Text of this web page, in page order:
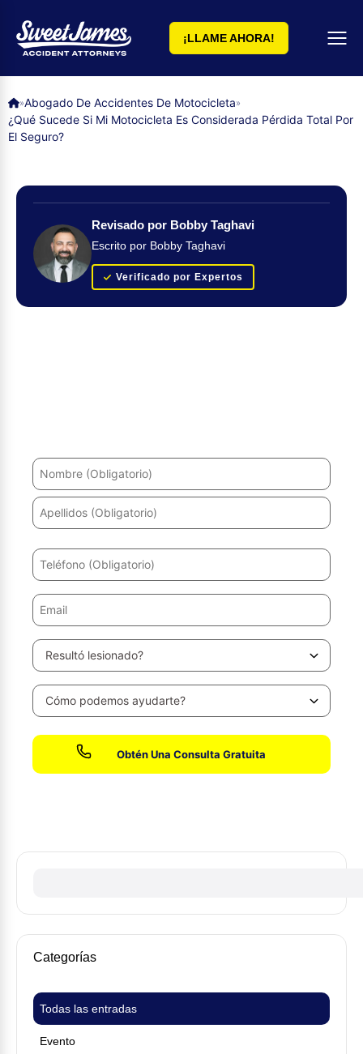
¡LLAME AHORA!
»Abogado De Accidentes De Motocicleta»
¿Qué Sucede Si Mi Motocicleta Es Considerada Pérdida Total Por
El Seguro?
Revisado por Bobby Taghavi
Escrito por Bobby Taghavi
Verificado por Expertos
Categorías
Evento
Todas las entradas